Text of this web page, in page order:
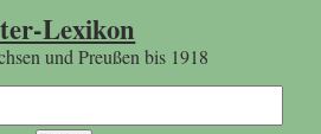
Lexikon
und Preußen bis 1918